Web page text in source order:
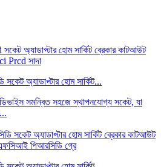
অ্যাডাপ্টার হোম সার্কিট...
ডিভাইস সমন্বিত সহজে স্থাপনযোগ্য সকেট, যা